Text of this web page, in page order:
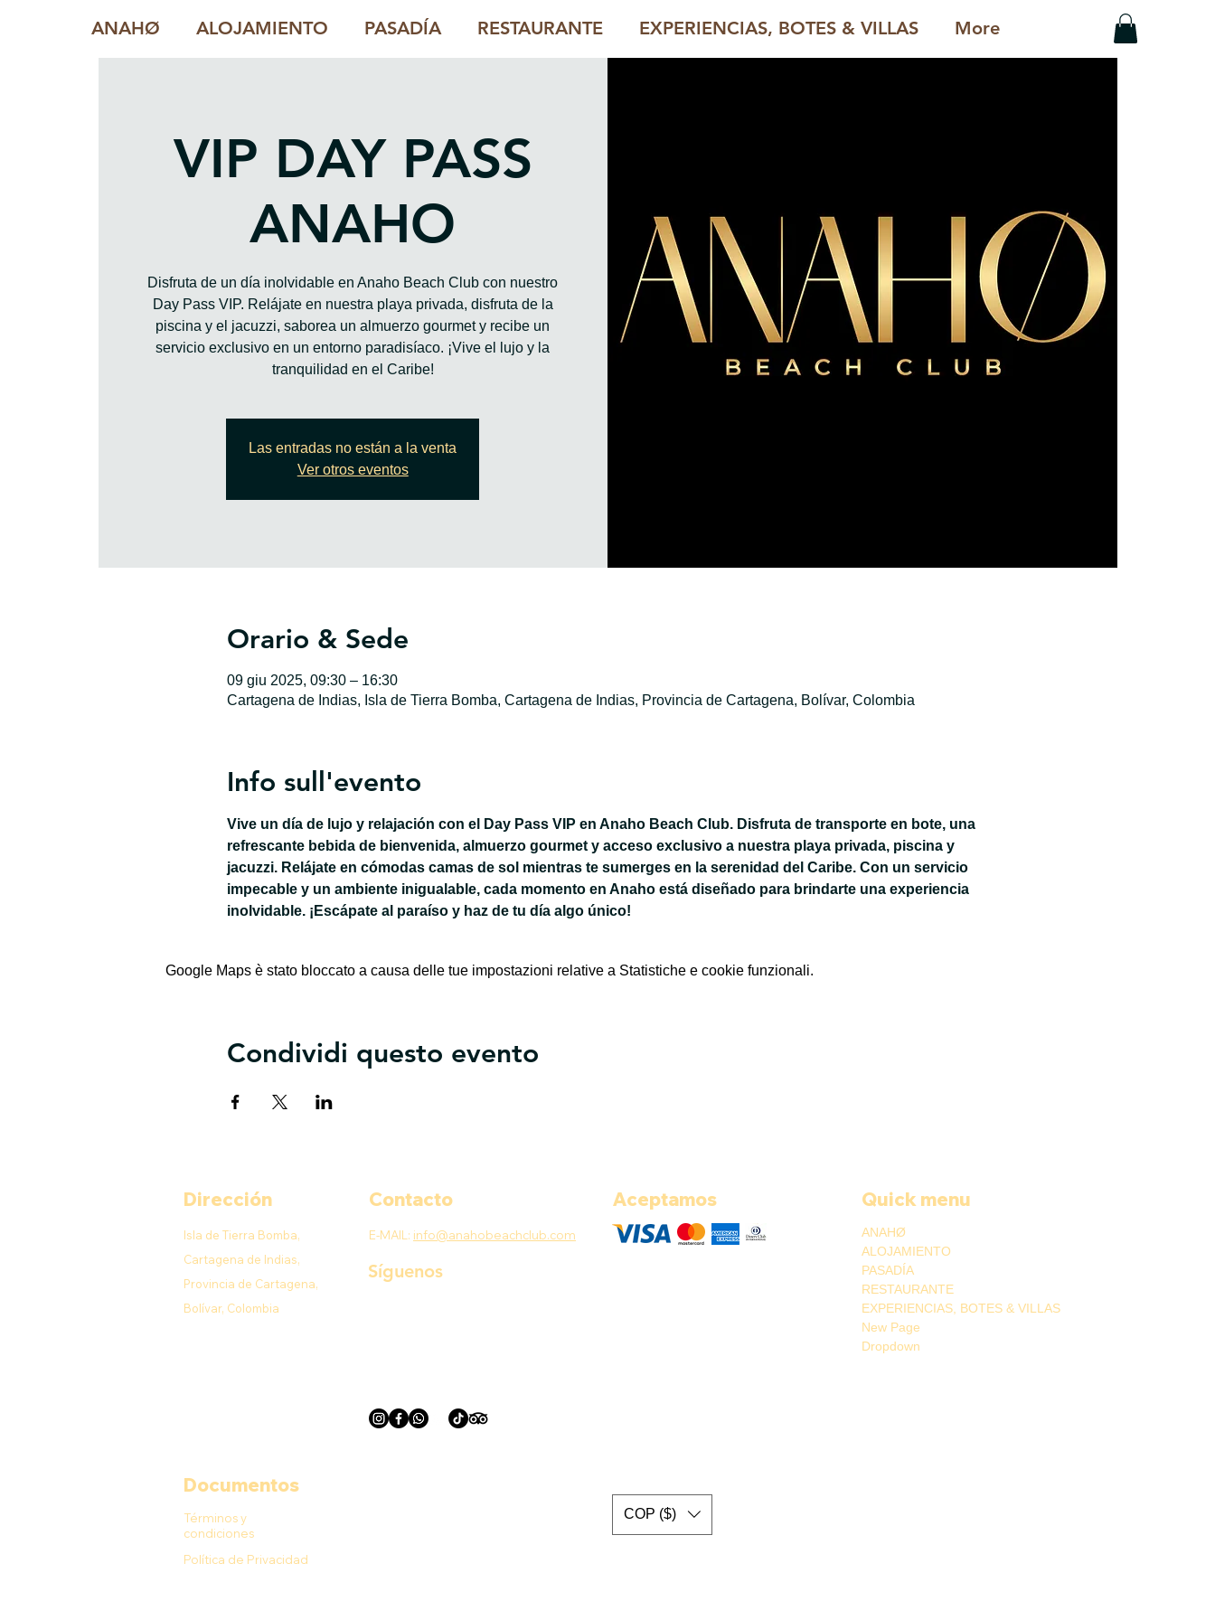
ANAHØ ALOJAMIENTO PASADÍA RESTAURANTE EXPERIENCIAS, BOTES & VILLAS More
VIP DAY PASS
ANAHO
Disfruta de un día inolvidable en Anaho Beach Club con nuestro
Day Pass VIP. Relájate en nuestra playa privada, disfruta de la
piscina y el jacuzzi, saborea un almuerzo gourmet y recibe un
servicio exclusivo en un entorno paradisíaco. ¡Vive el lujo y la
tranquilidad en el Caribe!
Las entradas no están a la venta
Ver otros eventos
Orario & Sede
09 giu 2025, 09:30 – 16:30
Cartagena de Indias, Isla de Tierra Bomba, Cartagena de Indias, Provincia de Cartagena, Bolívar, Colombia
Info sull'evento
Vive un día de lujo y relajación con el Day Pass VIP en Anaho Beach Club. Disfruta de transporte en bote, una
refrescante bebida de bienvenida, almuerzo gourmet y acceso exclusivo a nuestra playa privada, piscina y
jacuzzi. Relájate en cómodas camas de sol mientras te sumerges en la serenidad del Caribe. Con un servicio
impecable y un ambiente inigualable, cada momento en Anaho está diseñado para brindarte una experiencia
inolvidable. ¡Escápate al paraíso y haz de tu día algo único!
Google Maps è stato bloccato a causa delle tue impostazioni relative a Statistiche e cookie funzionali.
Condividi questo evento
Dirección
Isla de Tierra Bomba,
Cartagena de Indias,
Provincia de Cartagena,
Bolívar, Colombia
Contacto
E-MAIL: info@anahobeachclub.com
Síguenos
Aceptamos Quick menu
ANAHØ
ALOJAMIENTO
PASADÍA
RESTAURANTE
EXPERIENCIAS, BOTES & VILLAS
New Page
Dropdown
Documentos
Términos y
condiciones
COP ($)
Política de Privacidad